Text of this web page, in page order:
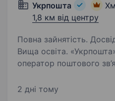
Укрпошта
1,8 км від центру
Повна зайнятість.
Вища освіта. «Укрпошта» — національний
оператор поштового
команда «Укрпошти» —
2 дні тому